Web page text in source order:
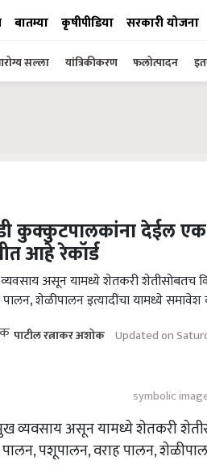
बातम्या कृषीपीडिया सरकारी योजना
सल्ला यांत्रिकीकरण फलोत्पादन
कुक्कुटपालकांना देईल
आहे रेकॉर्ड
व्यवसाय असून यामध्ये शेतकरी शेतीसोबतच
शेळीपालन इत्यादींचा यामध्ये
पाटील रत्नाकर अशोक Updated on
symbolic
व्यवसाय असून यामध्ये शेतकरी
पशूपालन, वराह पालन,